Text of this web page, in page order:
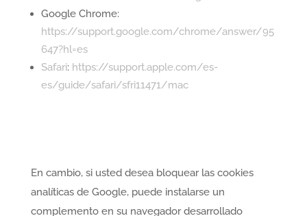
Google Chrome:
https://support.google.com/chrome/answer/95
647?hl=es
Safari: https://support.apple.com/es-
es/guide/safari/sfri11471/mac
En cambio, si usted desea bloquear las cookies
analíticas de Google, puede instalarse un
complemento en su navegador desarrollado